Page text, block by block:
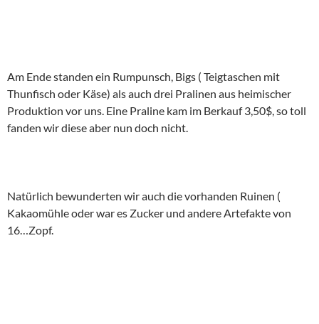
Am Ende standen ein Rumpunsch, Bigs ( Teigtaschen mit
Thunfisch oder Käse) als auch drei Pralinen aus heimischer
Produktion vor uns. Eine Praline kam im Berkauf 3,50$, so toll
fanden wir diese aber nun doch nicht.
Natürlich bewunderten wir auch die vorhanden Ruinen (
Kakaomühle oder war es Zucker und andere Artefakte von
16…Zopf.